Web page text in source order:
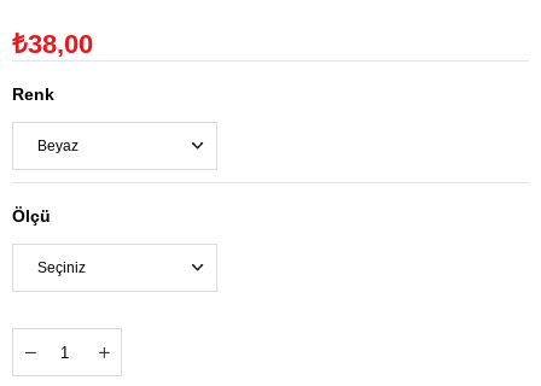
₺38,00
Renk
Ölçü